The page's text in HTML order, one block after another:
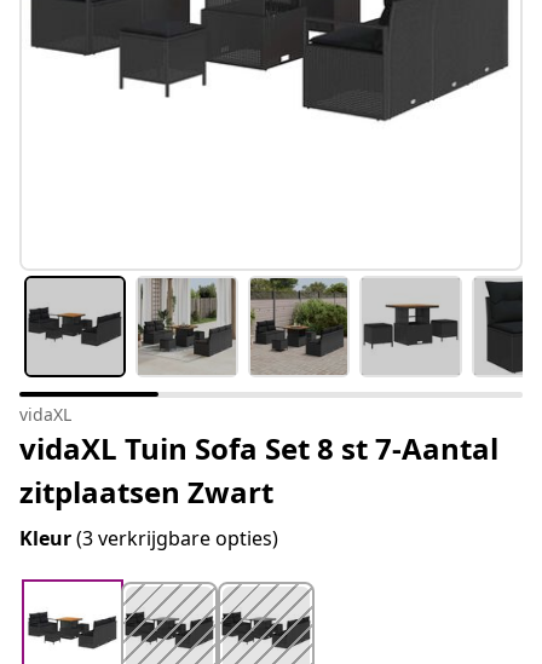
vidaXL
vidaXL Tuin Sofa Set 8 st 7-Aantal
zitplaatsen Zwart
Kleur(3 verkrijgbare opties)